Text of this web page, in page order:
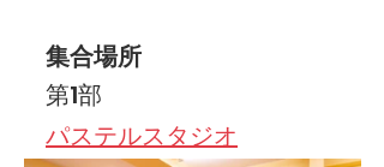
集合場所
第1部
パステルスタジオ